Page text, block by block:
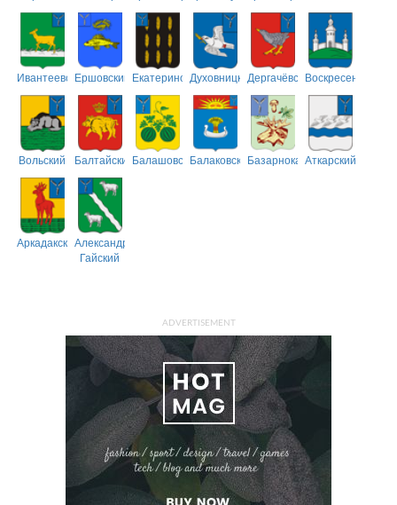
ИвантеевскийЕршовский ЕкатериновскийДуховницкийДергачёвскийВоскресенский
Вольский БалтайскийБалашовскийБалаковскийБазарнокарабулакский
Аткарский
АркадакскийАлександрово-
Гайский
ADVERTISEMENT